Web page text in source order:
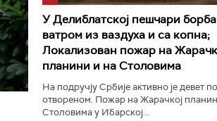
У Делиблатској пешчари
ватром из ваздуха и са копна;
Локализован пожар на
планини и на Столовима
На подручју Србије активно је девет
отвореном. Пожар на Жарачкој
Столовима у Ибарској...